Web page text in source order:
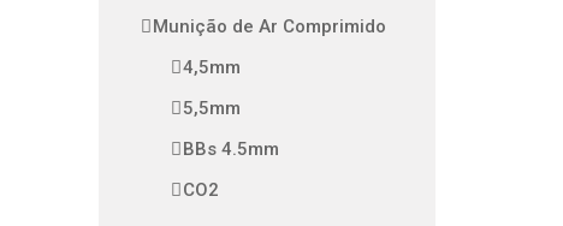
Munição de Ar Comprimido
4,5mm
5,5mm
BBs 4.5mm
CO2